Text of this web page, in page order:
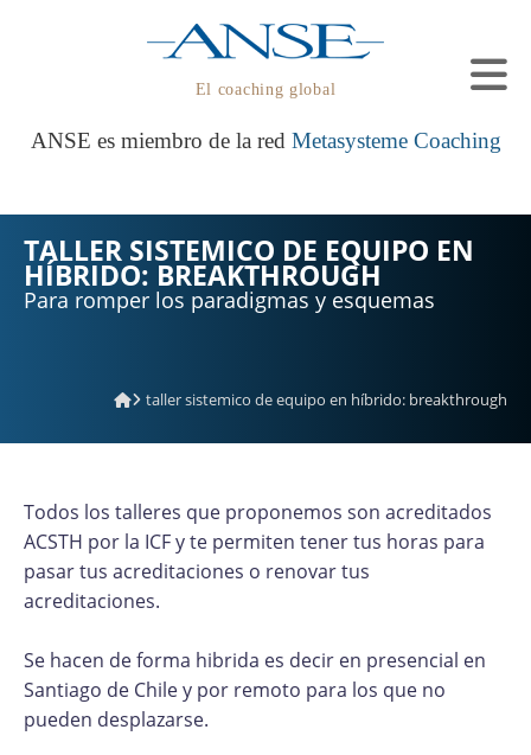
El coaching global
ANSE es miembro de la red Metasysteme Coaching
TALLER SISTEMICO DE EQUIPO EN
HÍBRIDO: BREAKTHROUGH
Para romper los paradigmas y esquemas
taller sistemico de equipo en híbrido: breakthrough
Todos los talleres que proponemos son acreditados
ACSTH por la ICF y te permiten tener tus horas para
pasar tus acreditaciones o renovar tus
acreditaciones.
Se hacen de forma hibrida es decir en presencial en
Santiago de Chile y por remoto para los que no
pueden desplazarse.